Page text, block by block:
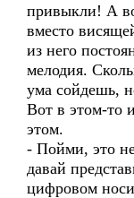
привыкли! А
вместо
из него
мелодия.
ума сойдешь,
Вот в этом-то
этом.
- Пойми, это
давай
цифровом